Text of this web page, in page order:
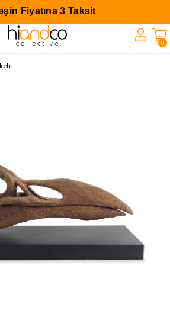
Fiyatına 3 Taksit
0